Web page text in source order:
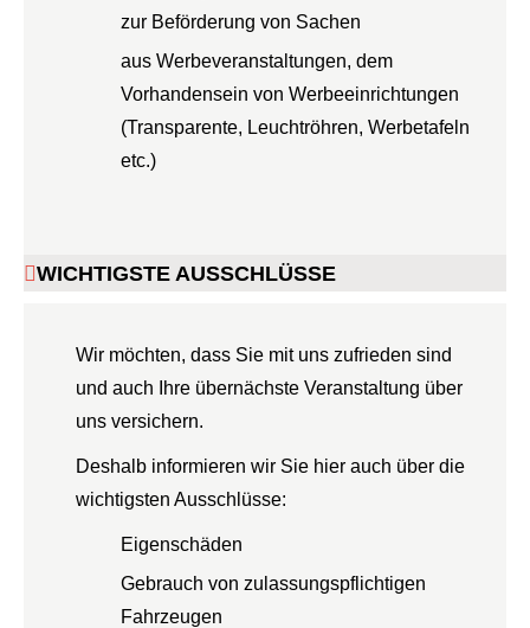
zur Beförderung von Sachen
aus Werbeveranstaltungen, dem
Vorhandensein von Werbeeinrichtungen
(Transparente, Leuchtröhren, Werbetafeln
etc.)
WICHTIGSTE AUSSCHLÜSSE
Wir möchten, dass Sie mit uns zufrieden sind
und auch Ihre übernächste Veranstaltung über
uns versichern.
Deshalb informieren wir Sie hier auch über die
wichtigsten Ausschlüsse:
Eigenschäden
Gebrauch von zulassungspflichtigen
Fahrzeugen